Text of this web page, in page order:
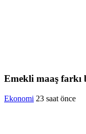
Emekli maaş farkı
Ekonomi 23 saat önce